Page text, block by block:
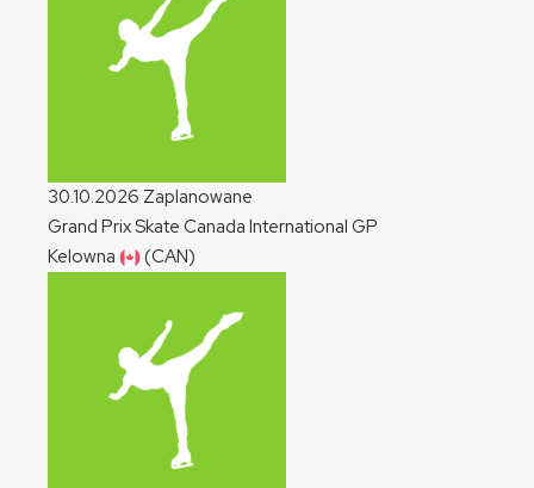
30.10.2026 Zaplanowane
Grand Prix Skate Canada International GP
Kelowna
(CAN)